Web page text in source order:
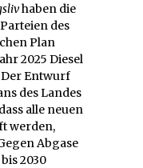
haben die
des
Plan
2025 Diesel
Entwurf
des Landes
alle neuen
werden,
Abgase
2030